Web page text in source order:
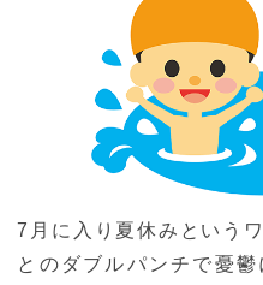
7月に入り夏休みという
とのダブルパンチで憂